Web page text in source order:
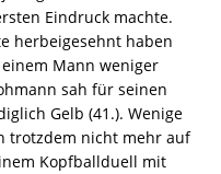
Eindruck machte.
herbeigesehnt haben
Mann weniger
sah für seinen
Gelb (41.). Wenige
trotzdem nicht mehr auf
Kopfballduell mit